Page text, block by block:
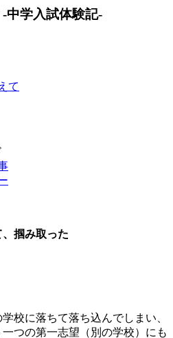
て
掴み取った
校に落ちて落ち込んでしまい、
つの第一志望（別の学校）にも